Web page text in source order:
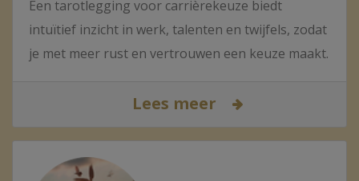
Een tarotlegging voor carrièrekeuze biedt
intuïtief inzicht in werk, talenten en twijfels, zodat
je met meer rust en vertrouwen een keuze maakt.
Lees meer